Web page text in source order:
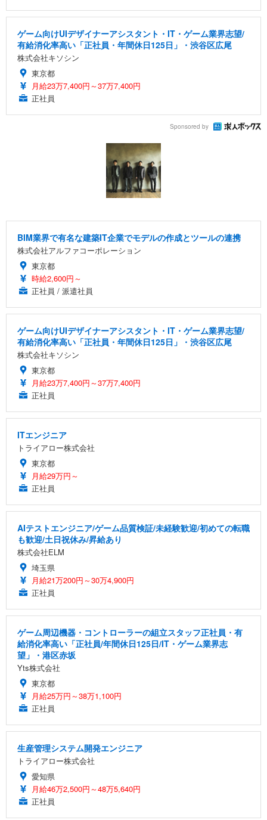
ゲーム向けUIデザイナーアシスタント・IT・ゲーム業界志望/
有給消化率高い「正社員・年間休日125日」・渋谷区広尾
株式会社キソシン
東京都
月給23万7,400円～37万7,400円
正社員
Sponsored by
BIM業界で有名な建築IT企業でモデルの作成とツールの連携
株式会社アルファコーポレーション
東京都
時給2,600円～
正社員 / 派遣社員
ゲーム向けUIデザイナーアシスタント・IT・ゲーム業界志望/
有給消化率高い「正社員・年間休日125日」・渋谷区広尾
株式会社キソシン
東京都
月給23万7,400円～37万7,400円
正社員
ITエンジニア
トライアロー株式会社
東京都
月給29万円～
正社員
AIテストエンジニア/ゲーム品質検証/未経験歓迎/初めての転職
も歓迎/土日祝休み/昇給あり
株式会社ELM
埼玉県
月給21万200円～30万4,900円
正社員
ゲーム周辺機器・コントローラーの組立スタッフ正社員・有
給消化率高い「正社員/年間休日125日/IT・ゲーム業界志
望」・港区赤坂
Yts株式会社
東京都
月給25万円～38万1,100円
正社員
生産管理システム開発エンジニア
トライアロー株式会社
愛知県
月給46万2,500円～48万5,640円
正社員